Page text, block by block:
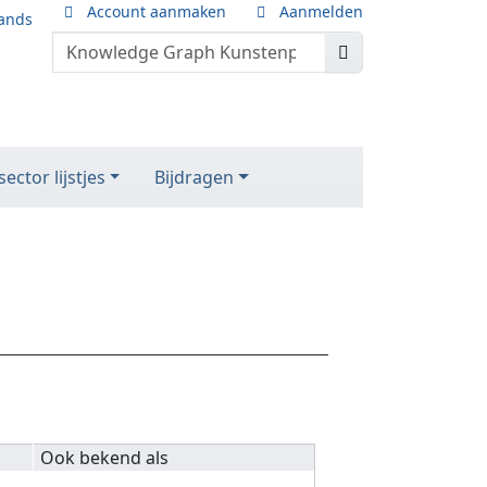
Account aanmaken Aanmelden
lijstjes Bijdragen
Ook bekend als